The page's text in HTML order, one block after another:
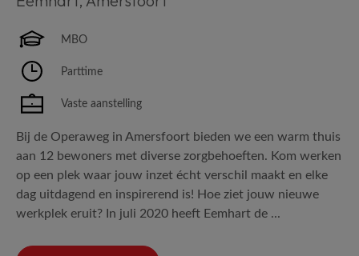
MBO
Parttime
Vaste aanstelling
Bij de Operaweg in Amersfoort bieden we een warm thuis
aan 12 bewoners met diverse zorgbehoeften. Kom werken
op een plek waar jouw inzet écht verschil maakt en elke
dag uitdagend en inspirerend is! Hoe ziet jouw nieuwe
werkplek eruit? In juli 2020 heeft Eemhart de ...